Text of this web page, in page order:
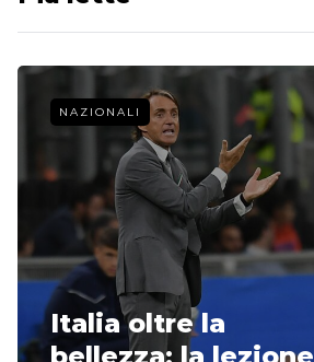
NAZIONALI
Italia oltre la